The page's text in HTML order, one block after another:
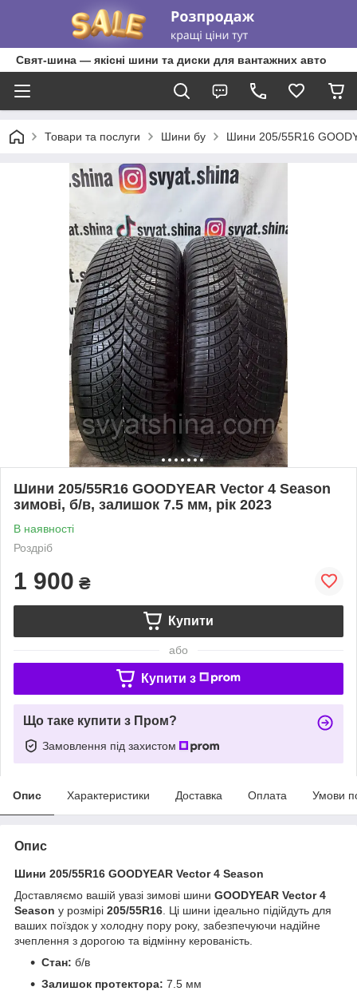
Свят-шина — якісні шини та диски для вантажних авто
Товари та послуги Шини бу Шини 205/55R16
Шини 205/55R16 GOODYEAR Vector 4 Season
зимові, б/в, залишок 7.5 мм, рік 2023
В наявності
Роздріб
1 900 ₴
Купити
або
Купити з
Що таке купити з Пром?
Замовлення під захистом
Опис Характеристики Доставка Оплата Умови
Опис
Шини 205/55R16 GOODYEAR Vector 4 Season
Доставляємо вашій увазі зимові шини GOODYEAR Vector 4
Season у розмірі 205/55R16 . Ці шини ідеально підійдуть для
ваших поїздок у холодну пору року, забезпечуючи надійне
зчеплення з дорогою та відмінну керованість.
Стан: б/в
Залишок протектора: 7.5 мм